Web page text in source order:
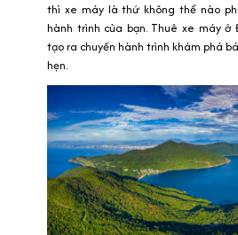
thì xe máy là thứ không thể nào
hành trình của bạn. Thuê xe máy
tạo ra chuyến hành trình khám phá
hẹn.